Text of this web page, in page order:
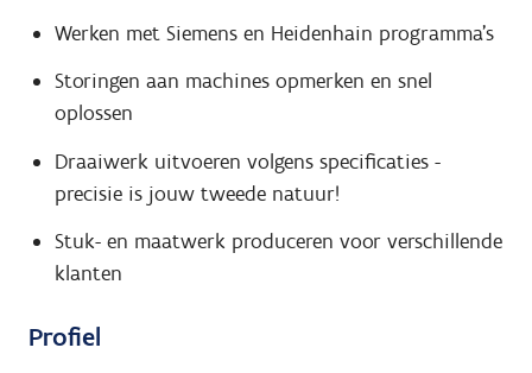
Werken met Siemens en Heidenhain programma's
Storingen aan machines opmerken en snel
oplossen
Draaiwerk uitvoeren volgens specificaties -
precisie is jouw tweede natuur!
Stuk- en maatwerk produceren voor verschillende
klanten
Profiel